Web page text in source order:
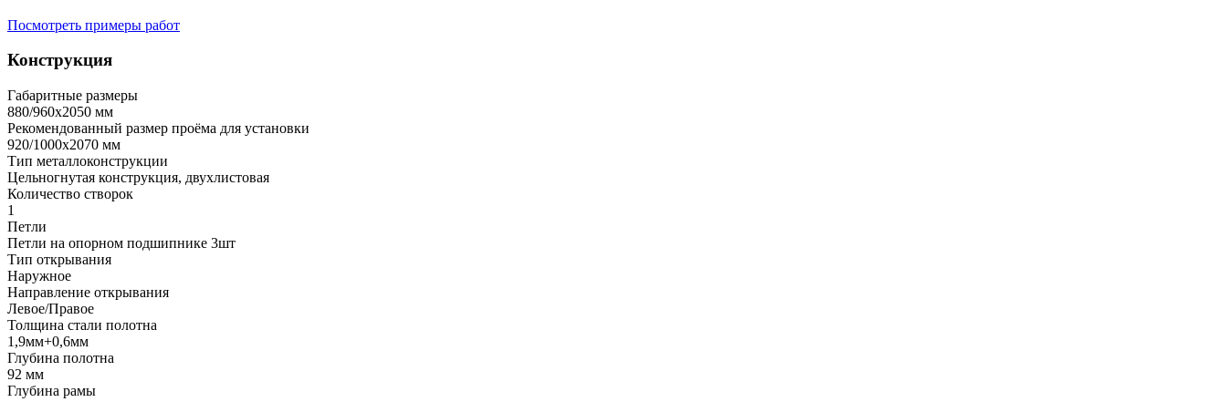
Посмотреть примеры работ
Конструкция
Габаритные размеры
880/960х2050 мм
Рекомендованный размер проёма для установки
920/1000х2070 мм
Тип металлоконструкции
Цельногнутая конструкция, двухлистовая
Количество створок
1
Петли
Петли на опорном подшипнике 3шт
Тип открывания
Наружное
Направление открывания
Левое/Правое
Толщина стали полотна
1,9мм+0,6мм
Глубина полотна
92 мм
Глубина рамы